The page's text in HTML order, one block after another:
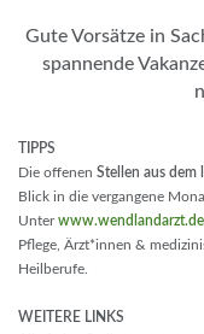
Gute Vorsätze in
spannende
TIPPS
Die offenen Stellen aus dem
Blick in die vergangene
Unterwww.wendlandarzt.de
Pflege, Ärzt*innen &
Heilberufe.
WEITERE LINKS